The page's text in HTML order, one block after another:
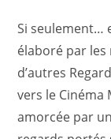
Si seulement…
élaboré par les
d’autres
vers le Cinéma
amorcée par